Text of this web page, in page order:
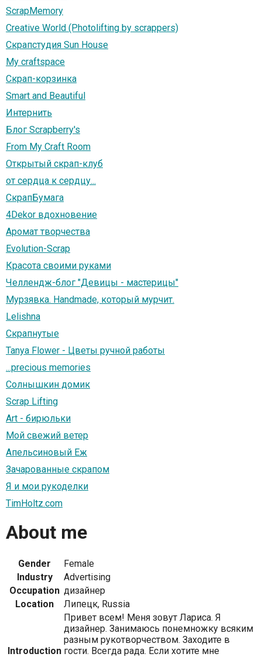
ScrapMemory
Creative World (Photolifting by scrappers)
Скрапстудия Sun House
My craftspace
Скрап-корзинка
Smart and Beautiful
Интернить
Блог Scrapberry's
From My Craft Room
Открытый скрап-клуб
от сердца к сердцу...
СкрапБумага
4Dekor вдохновение
Аромат творчества
Evolution-Scrap
Красота своими руками
Челлендж-блог "Девицы - мастерицы"
Мурзявка. Handmade, который мурчит.
Lelishna
Скрапнутые
Tanya Flower - Цветы ручной работы
...precious memories
Солнышкин домик
Scrap Lifting
Art - бирюльки
Мой свежий ветер
Апельсиновый Еж
Зачарованные скрапом
Я и мои рукоделки
TimHoltz.com
About me
Gender
Female
Industry
Advertising
Occupation дизайнер
Location
Липецк, Russia
Introduction
Привет всем! Меня зовут Лариса. Я
дизайнер. Занимаюсь понемножку всяким
разным рукотворчеством. Заходите в
гости. Всегда рада. Если хотите мне